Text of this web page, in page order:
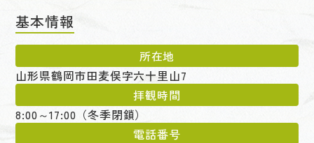
基本情報
所在地
山形県鶴岡市田麦俣字六十里山7
拝観時間
8:00～17:00（冬季閉鎖）
電話番号